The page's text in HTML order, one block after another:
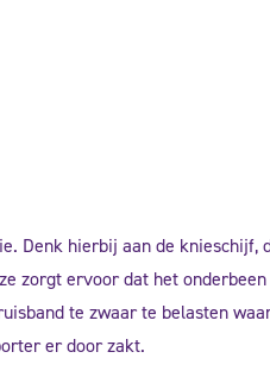
Denk hierbij aan de knieschijf,
zorgt ervoor dat het
te zwaar te belasten
er door zakt.